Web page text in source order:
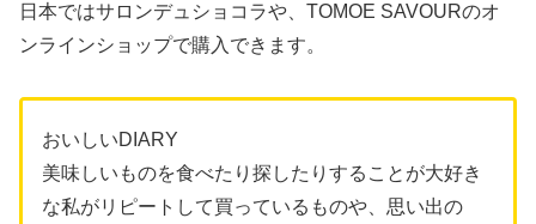
日本ではサロンデュショコラや、TOMOE SAVOURのオ
ンラインショップで購入できます。
おいしいDIARY
美味しいものを食べたり探したりすることが大好き
な私がリピートして買っているものや、思い出の